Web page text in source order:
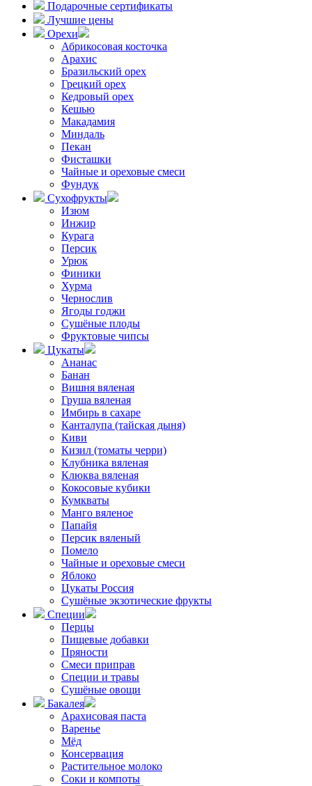
Подарочные сертификаты
Лучшие цены
Орехи
Абрикосовая косточка
Арахис
Бразильский орех
Грецкий орех
Кедровый орех
Кешью
Макадамия
Миндаль
Пекан
Фисташки
Чайные и ореховые смеси
Фундук
Сухофрукты
Изюм
Инжир
Курага
Персик
Урюк
Финики
Хурма
Чернослив
Ягоды годжи
Сушёные плоды
Фруктовые чипсы
Цукаты
Ананас
Банан
Вишня вяленая
Груша вяленая
Имбирь в сахаре
Канталупа (тайская дыня)
Киви
Кизил (томаты черри)
Клубника вяленая
Клюква вяленая
Кокосовые кубики
Кумкваты
Манго вяленое
Папайя
Персик вяленый
Помело
Чайные и ореховые смеси
Яблоко
Цукаты Россия
Сушёные экзотические фрукты
Специи
Перцы
Пищевые добавки
Пряности
Смеси приправ
Специи и травы
Сушёные овощи
Бакалея
Арахисовая паста
Варенье
Мёд
Консервация
Растительное молоко
Соки и компоты